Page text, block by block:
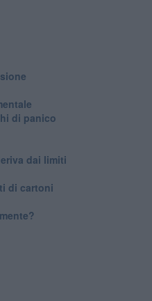
di panico
dai limiti
di cartoni